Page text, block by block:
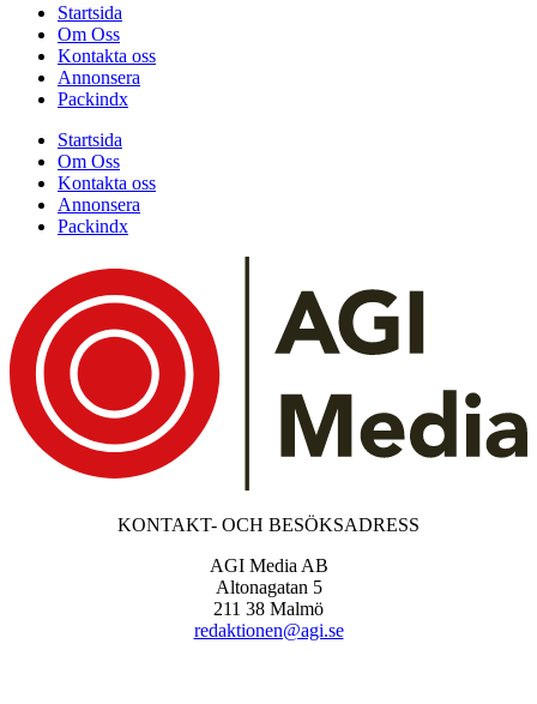
Startsida
Om Oss
Kontakta oss
Annonsera
Packindx
Startsida
Om Oss
Kontakta oss
Annonsera
Packindx
KONTAKT- OCH BESÖKSADRESS
AGI Media AB
Altonagatan 5
211 38 Malmö
redaktionen@agi.se